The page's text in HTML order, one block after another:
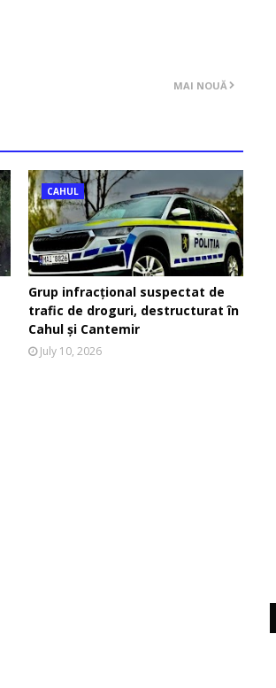
MAI NOUĂ
CAHUL
Grup infracțional suspectat de
trafic de droguri, destructurat în
Cahul și Cantemir
July 10, 2026